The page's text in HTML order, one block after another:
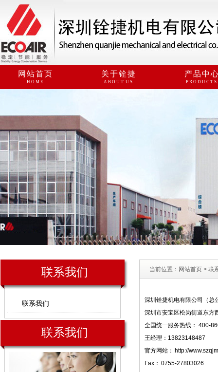
网站首页
HOME
关于铨捷
ABOUT US
产品中
PRODUCTS
联系我们
联系我们
联系我们
当前位置： 网站首页 > 联
深圳铨捷机电有限公司（总
深圳市安宝区松岗街道东
全国统一服务热线： 400-
王经理：13823148487
官方网站： http://
Fax： 0755-27803026